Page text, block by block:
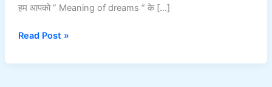
हम आपको ” Meaning of dreams ” के […]
Read Post »